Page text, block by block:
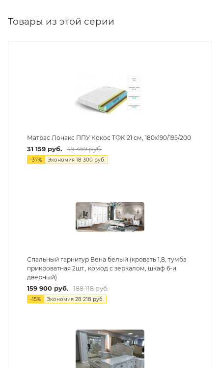
Товары из этой серии
Матрас Лонакс ППУ Кокос ТФК 21 см, 180х190/195/200
31 159руб. 49 459руб.
-37% Экономия 18 300руб.
Спальный гарнитур Вена белый (кровать 1,8, тумба
прикроватная 2шт., комод с зеркалом, шкаф 6-и
дверный)
159 900руб. 188 118руб.
-15% Экономия 28 218 руб.